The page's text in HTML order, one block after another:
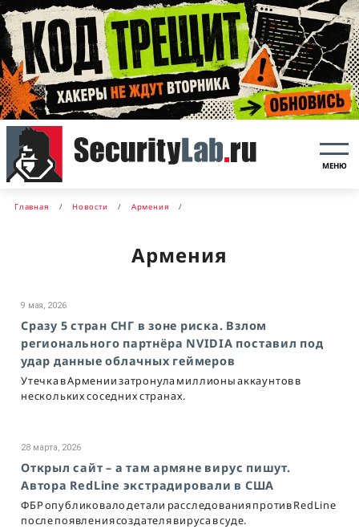
МЕНЮ
Главная Новости Армения
Армения
9 мая, 2026
Сразу 5 стран СНГ в зоне риска. Взлом
регионального партнёра NVIDIA поставил под
удар данные облачных геймеров
Утечка в Армении затронула миллионы аккаунтов в
нескольких соседних странах.
28 марта, 2026
Открыл сайт – а там армяне вирус пишут.
Автора RedLine экстрадировали в США
ФБР опубликовало детали расследования против RedLine
после появления создателя вируса в суде.